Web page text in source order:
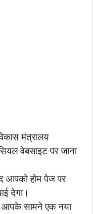
मंत्रालय
वेबसाइट पर जाना
आपको होम पेज पर
देगा।
आपके सामने एक नया